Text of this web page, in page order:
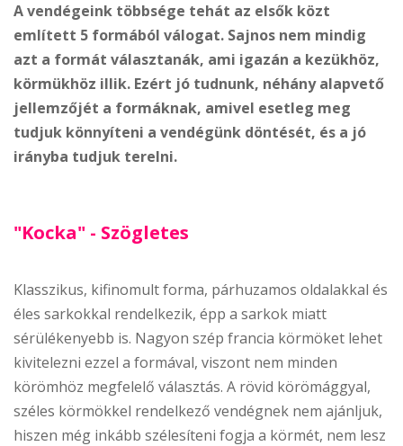
A vendégeink többsége tehát az elsők közt
említett 5 formából válogat. Sajnos nem mindig
azt a formát választanák, ami igazán a kezükhöz,
körmükhöz illik. Ezért jó tudnunk, néhány alapvető
jellemzőjét a formáknak, amivel esetleg meg
tudjuk könnyíteni a vendégünk döntését, és a jó
irányba tudjuk terelni.
"Kocka" - Szögletes
Klasszikus, kifinomult forma, párhuzamos oldalakkal és
éles sarkokkal rendelkezik, épp a sarkok miatt
sérülékenyebb is. Nagyon szép francia körmöket lehet
kivitelezni ezzel a formával, viszont nem minden
körömhöz megfelelő választás. A rövid körömággyal,
széles körmökkel rendelkező vendégnek nem ajánljuk,
hiszen még inkább szélesíteni fogja a körmét, nem lesz